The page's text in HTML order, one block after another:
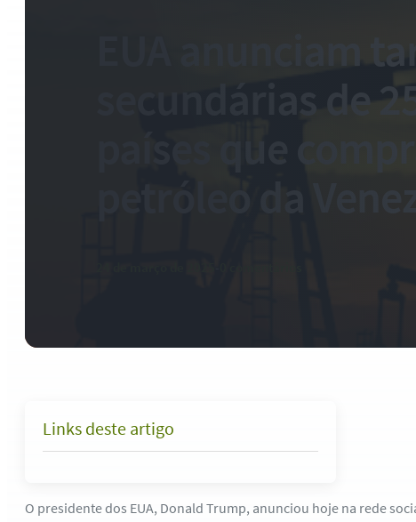
EUA anunciam
secundárias de
petróleo da
Links deste artigo
O presidente dos EUA, Donald Trump, anunciou hoje na rede